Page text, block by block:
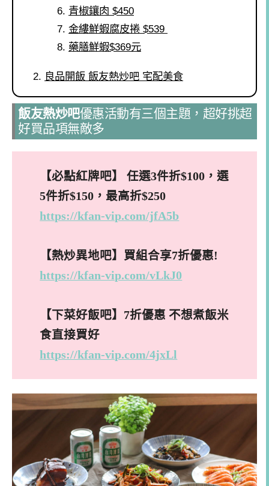
青椒鑲肉 $450
金縷鮮蝦腐皮捲 $539
藥膳鮮蝦$369元
良品開飯 飯友熱炒吧 宅配美食
飯友熱炒吧優惠活動有三個主題，超好挑超
好買品項無敵多
【必點紅牌吧】 任選3件折$100，選
5件折$150，最高折$250
https://kfan-vip.com/jfA5b
【熱炒異地吧】買組合享7折優惠!
https://kfan-vip.com/vLkJ0
【下菜好飯吧】7折優惠 不想煮飯米
食直接買好
https://kfan-vip.com/4jxLl